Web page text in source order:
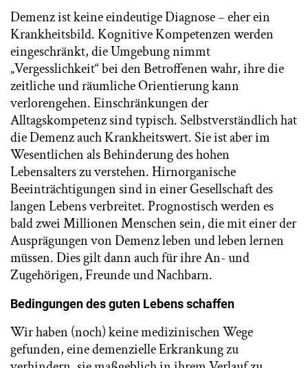
Demenz ist keine eindeutige Diagnose – eher ein
Krankheitsbild. Kognitive Kompetenzen werden
eingeschränkt, die Umgebung nimmt
„Vergesslichkeit“ bei den Betroffenen wahr, ihre die
zeitliche und räumliche Orientierung kann
verlorengehen. Einschränkungen der
Alltagskompetenz sind typisch. Selbstverständlich hat
die Demenz auch Krankheitswert. Sie ist aber im
Wesentlichen als Behinderung des hohen
Lebensalters zu verstehen. Hirnorganische
Beeinträchtigungen sind in einer Gesellschaft des
langen Lebens verbreitet. Prognostisch werden es
bald zwei Millionen Menschen sein, die mit einer der
Ausprägungen von Demenz leben und leben lernen
müssen. Dies gilt dann auch für ihre An- und
Zugehörigen, Freunde und Nachbarn.
Bedingungen des guten Lebens schaffen
Wir haben (noch) keine medizinischen Wege
gefunden, eine demenzielle Erkrankung zu